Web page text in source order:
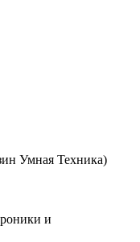
Умная Техника)
и